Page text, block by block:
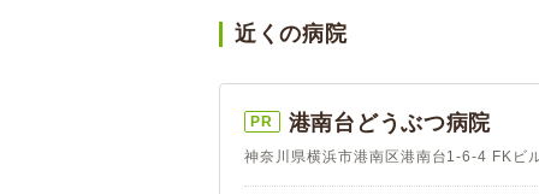
近くの病院
PR 港南台どうぶつ病院
神奈川県横浜市港南区港南台1-6-4 FKビ